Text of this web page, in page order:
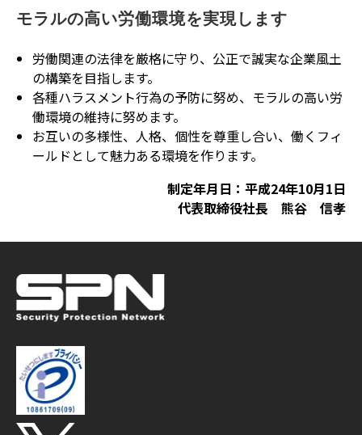
モラルの高い労働環境を実現します
労働関連の法律を厳格に守り、公正で誠実な企業風土
の構築を目指します。
各種ハラスメント行為の予防に努め、モラルの高い労
働環境の維持に努めます。
お互いの多様性、人格、個性を尊重し合い、働くフィ
ールドとして魅力ある環境を作ります。
制定年月日：平成24年10月1日
代表取締役社長 熊谷 信孝